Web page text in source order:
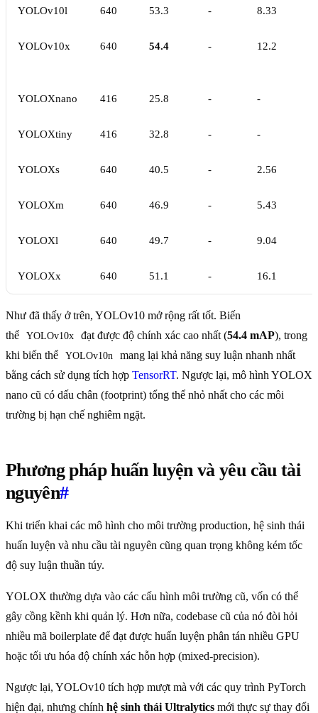
YOLOv10l 640 53.3 - 8.33
YOLOv10x 640 54.4 - 12.2
YOLOXnano 416 25.8 - -
YOLOXtiny 416 32.8 - -
YOLOXs 640 40.5 - 2.56
YOLOXm 640 46.9 - 5.43
YOLOXl 640 49.7 - 9.04
YOLOXx 640 51.1 - 16.1
Như đã thấy ở trên, YOLOv10 mở rộng rất tốt. Biến
thể
YOLOv10x đạt được độ chính xác cao nhất (54.4 mAP), trong
khi biến thể
YOLOv10n
mang lại khả năng suy luận nhanh nhất
bằng cách sử dụng tích hợp TensorRT. Ngược lại, mô hình YOLOX
nano cũ có dấu chân (footprint) tổng thể nhỏ nhất cho các môi
trường bị hạn chế nghiêm ngặt.
Phương pháp huấn luyện và yêu cầu tài
nguyên#
Khi triển khai các mô hình cho môi trường production, hệ sinh thái
huấn luyện và nhu cầu tài nguyên cũng quan trọng không kém tốc
độ suy luận thuần túy.
YOLOX thường dựa vào các cấu hình môi trường cũ, vốn có thể
gây cồng kềnh khi quản lý. Hơn nữa, codebase cũ của nó đòi hỏi
nhiều mã boilerplate để đạt được huấn luyện phân tán nhiều GPU
hoặc tối ưu hóa độ chính xác hỗn hợp (mixed-precision).
Ngược lại, YOLOv10 tích hợp mượt mà với các quy trình PyTorch
hiện đại, nhưng chính hệ sinh thái Ultralytics mới thực sự thay đổi